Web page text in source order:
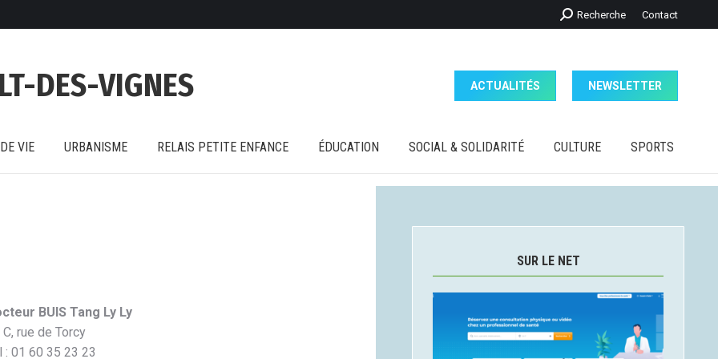
Recherche
:
Recherche Contact
DES-VIGNES ACTUALITÉS NEWSLETTER
VIE URBANISME RELAIS PETITE ENFANCE ÉDUCATION SOCIAL & SOLIDARITÉ CULTURE SPORTS
BUIS Tang Ly Ly
C, rue de Torcy
: 01 60 35 23 23
SUR LE NET
VIE URBANISME RELAIS PETITE ENFANCE ÉDUCATION SOCIAL & SOLIDARITÉ CULTURE SPORTS